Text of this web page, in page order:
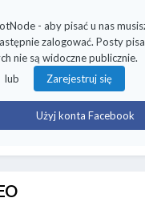
- aby pisać u nas
zalogować. Posty
nie są widoczne publicznie.
lub Zarejestruj się
Użyj konta Facebook